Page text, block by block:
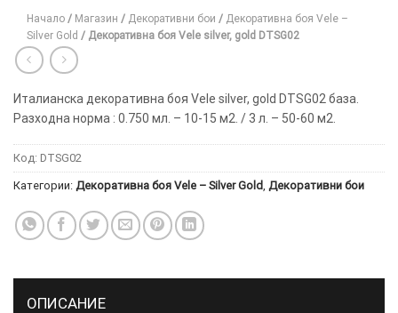
Начало / Магазин / Декоративни бои / Декоративна боя Vele –
Silver Gold / Декоративна боя Vele silver, gold DTSG02
Италианска декоративна боя Vele silver, gold DTSG02 база.
Разходна норма : 0.750 мл. – 10-15 м2. / 3 л. – 50-60 м2.
Код: DTSG02
Категории: Декоративна боя Vele – Silver Gold Декоративни бои
ОПИСАНИЕ
× ТОЗИ
САЙТ
ИЗПОЛЗВА
ПОВЕЧЕ
ИНФОРМАЦИЯ